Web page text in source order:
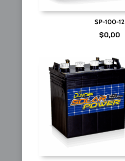
SP-100-12
$0,00